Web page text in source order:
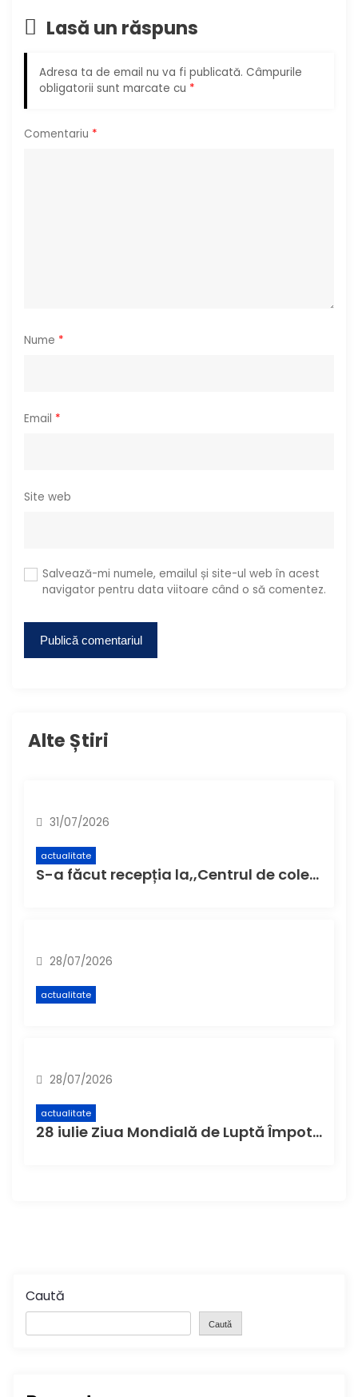
î
n
r
e
Lasă un răspuns
Adresa ta de email nu va fi publicată. Câmpurile
obligatorii sunt marcate cu *
Comentariu *
Nume *
Email *
Site web
Salvează-mi numele, emailul și site-ul web în acest
navigator pentru data viitoare când o să comentez.
Alte Știri
31/07/2026
actualitate
S-a făcut recepția la,,Centrul de colectare cu aport voluntar” (CAV), unde buzoienii pot aduce deșeuri care nu încap în pubela de acasă
28/07/2026
actualitate
28/07/2026
actualitate
28 iulie Ziua Mondială de Luptă Împotriva Hepatitei
Caută
Caută